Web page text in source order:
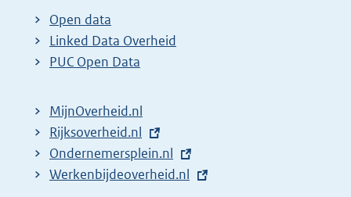
t
e
r
l
i
n
k
Open data
Linked Data Overheid
PUC Open Data
MijnOverheid.nl
E
x
t
Rijksoverheid.nl
E
x
Ondernemersplein.nl
E
Werkenbijdeoverheid.nl